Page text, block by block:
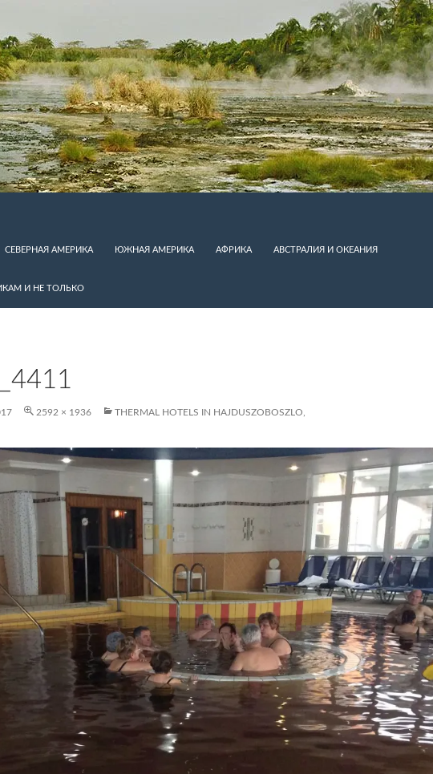
СЕВЕРНАЯ АМЕРИКА ЮЖНАЯ АМЕРИКА АФРИКА АВСТРАЛИЯ И ОКЕАНИЯ
И НЕ ТОЛЬКО
2592 × 1936
THERMAL HOTELS IN HAJDUSZOBOSZLO,